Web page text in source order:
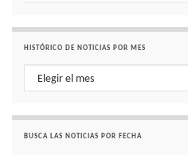
HISTÓRICO DE NOTICIAS POR MES
Histórico de noticias por mes
BUSCA LAS NOTICIAS POR FECHA